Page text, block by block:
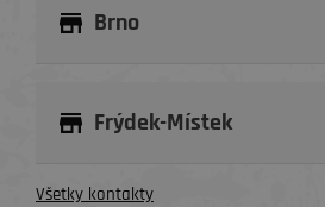
Brno
Frýdek-Místek
Všetky kontakty